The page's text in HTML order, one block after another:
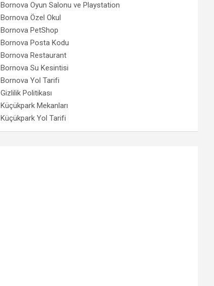
Bornova Oyun Salonu ve Playstation
Bornova Özel Okul
Bornova PetShop
Bornova Posta Kodu
Bornova Restaurant
Bornova Su Kesintisi
Bornova Yol Tarifi
Gizlilik Politikası
Küçükpark Mekanları
Küçükpark Yol Tarifi